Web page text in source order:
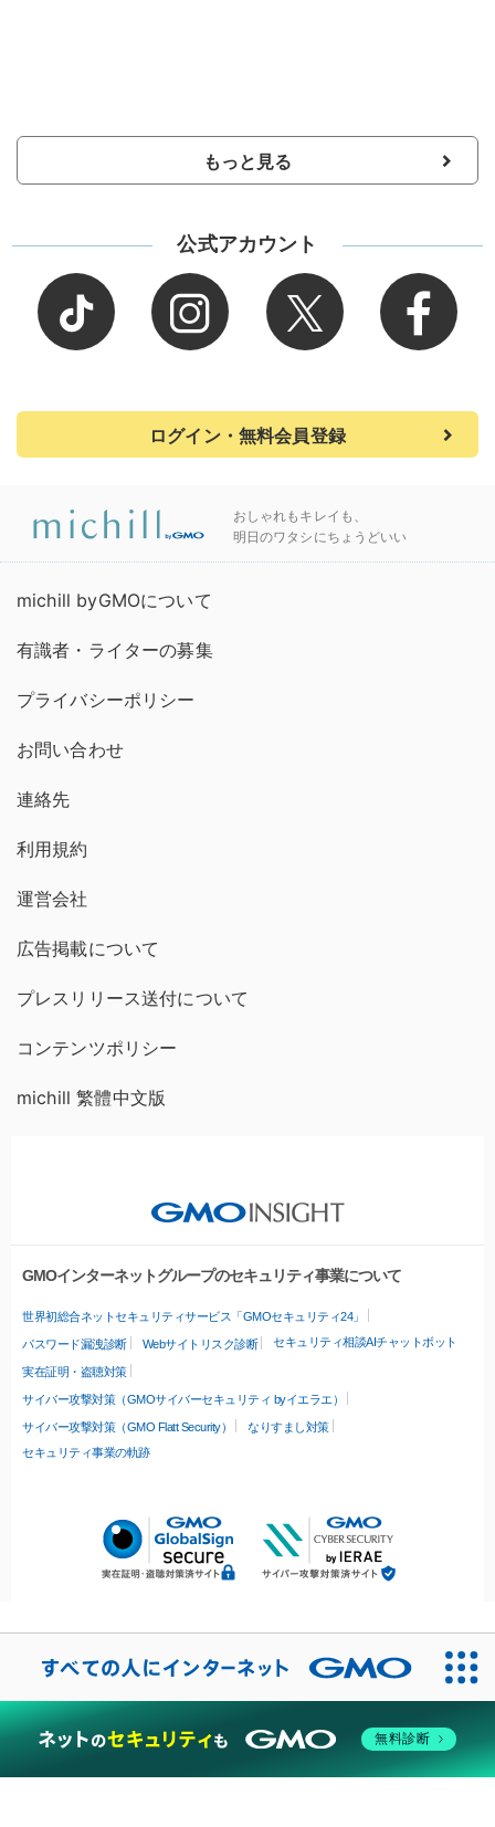
もっと見る
公式アカウント
ログイン・無料会員登録
おしゃれもキレイも、
明日のワタシにちょうどいい
michill byGMOについて
有識者・ライターの募集
プライバシーポリシー
お問い合わせ
連絡先
利用規約
運営会社
広告掲載について
プレスリリース送付について
コンテンツポリシー
michill 繁體中文版
GMOインターネットグループのセキュリティ事業について
世界初総合ネットセキュリティサービス「GMOセキュリティ24」
パスワード漏洩診断 Webサイトリスク診断 セキュリティ相談AIチャットボット
実在証明・盗聴対策
サイバー攻撃対策（GMOサイバーセキュリティ byイエラエ）
サイバー攻撃対策（GMO Flatt Security）
なりすまし対策
セキュリティ事業の軌跡
無料診断